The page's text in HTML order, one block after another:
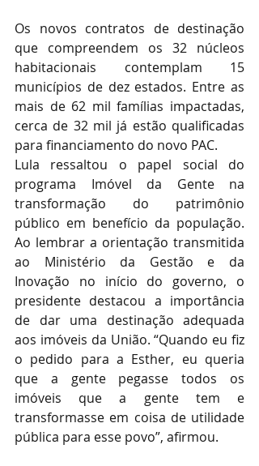
Os novos contratos de destinação
que compreendem os 32 núcleos
habitacionais contemplam 15
municípios de dez estados. Entre as
mais de 62 mil famílias impactadas,
cerca de 32 mil já estão qualificadas
para financiamento do novo PAC.
Lula ressaltou o papel social do
programa Imóvel da Gente na
transformação do patrimônio
público em benefício da população.
Ao lembrar a orientação transmitida
ao Ministério da Gestão e da
Inovação no início do governo, o
presidente destacou a importância
de dar uma destinação adequada
aos imóveis da União. “Quando eu fiz
o pedido para a Esther, eu queria
que a gente pegasse todos os
imóveis que a gente tem e
transformasse em coisa de utilidade
pública para esse povo”, afirmou.